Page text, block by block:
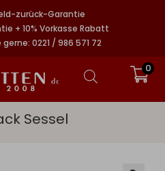
zurück-Garantie
+ 10% Vorkasse Rabatt
0221 / 986 571 72
0
Sessel